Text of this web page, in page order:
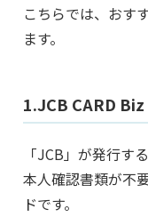
こちらでは、おす
ます。
1.JCB CARD
「JCB」が発行す
本人確認書類が不
ドです。